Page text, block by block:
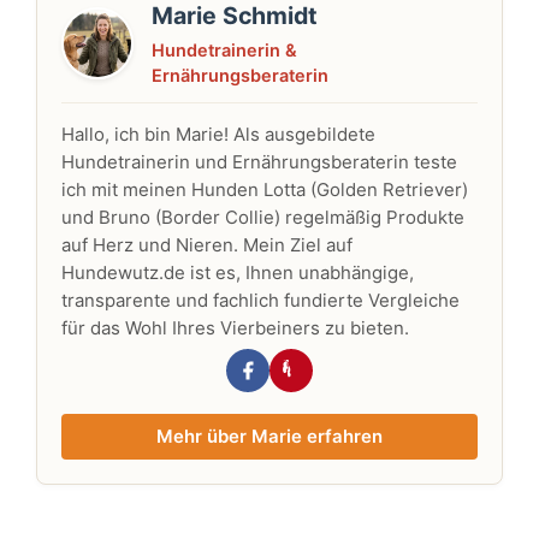
Marie Schmidt
Hundetrainerin &
Ernährungsberaterin
Hallo, ich bin Marie! Als ausgebildete
Hundetrainerin und Ernährungsberaterin teste
ich mit meinen Hunden Lotta (Golden Retriever)
und Bruno (Border Collie) regelmäßig Produkte
auf Herz und Nieren. Mein Ziel auf
Hundewutz.de ist es, Ihnen unabhängige,
transparente und fachlich fundierte Vergleiche
für das Wohl Ihres Vierbeiners zu bieten.
Mehr über Marie erfahren